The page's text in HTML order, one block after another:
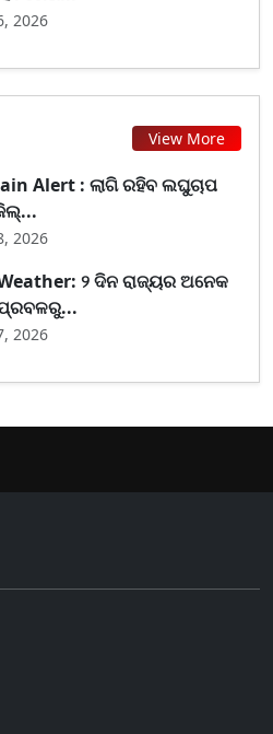
2026
View More
Alert : ଲାଗି ରହିବ ଲଘୁଚାପ
2026
୨ ଦିନ ରାଜ୍ୟର ଅନେକ
2026